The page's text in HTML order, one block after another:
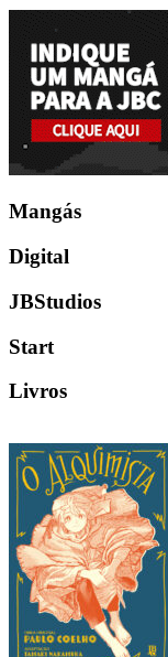
Mangás
Digital
JBStudios
Start
Livros